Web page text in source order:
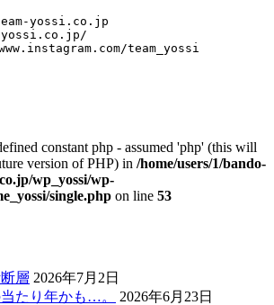
yossi.co.jp
team_yossi
constant php - assumed 'php' (this will
version of PHP) in /home/users/1/bando-
wp_yossi/wp-
single.php on line 53
層 2026年7月2日
たり年かも…。
2026年6月23日